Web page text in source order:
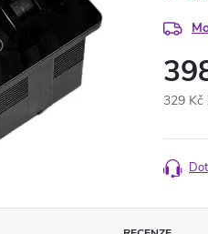
329 Kč
cena: